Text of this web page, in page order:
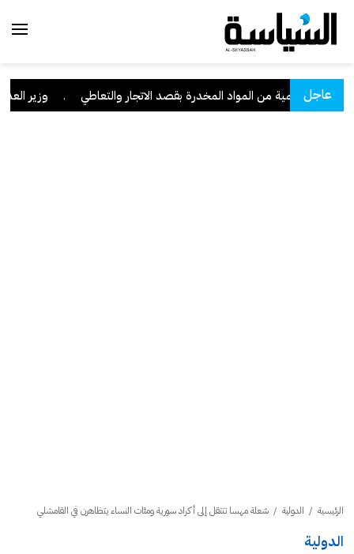
عاجلكمية من المواد المخدرة بقصد الاتجار والتعاطي . وزير العدل: تراجع
الرئيسية / الدولية / شعلة مهسا تنتقل إلى أكراد سورية ومئات النساء يتظاهرن في القامشلي
الدولية